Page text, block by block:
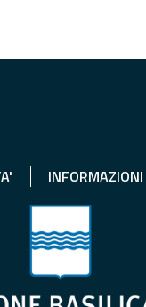
INFORMAZIONI